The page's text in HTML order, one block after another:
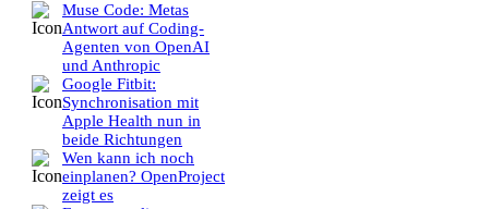
Muse Code: Metas
Antwort auf Coding-
Agenten von OpenAI
und Anthropic
Google Fitbit:
Synchronisation mit
Apple Health nun in
beide Richtungen
Wen kann ich noch
einplanen? OpenProject
zeigt es